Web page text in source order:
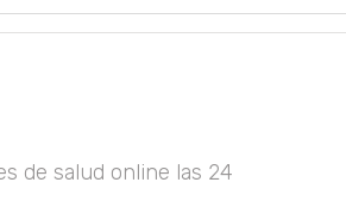
de salud online las 24